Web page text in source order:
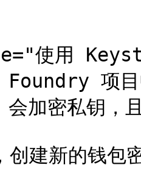
使用
项目
密私钥，且
创建新的钱包